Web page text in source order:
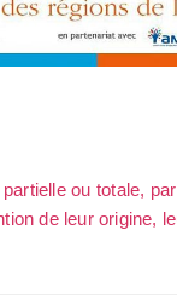
partielle ou totale,
de leur origine,